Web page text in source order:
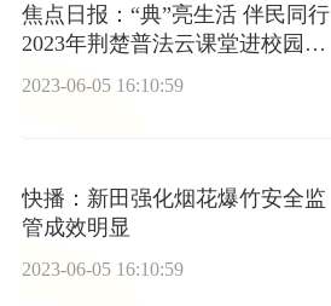
焦点日报：“典”亮生活 伴民同行
2023年荆楚普法云课堂进校园第
一期开讲
2023-06-05 16:10:59
快播：新田强化烟花爆竹安全监
管成效明显
2023-06-05 16:10:59